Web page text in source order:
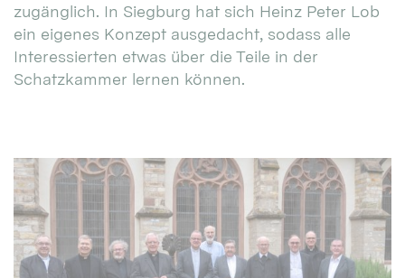
zugänglich. In Siegburg hat sich Heinz Peter Lob
ein eigenes Konzept ausgedacht, sodass alle
Interessierten etwas über die Teile in der
Schatzkammer lernen können.